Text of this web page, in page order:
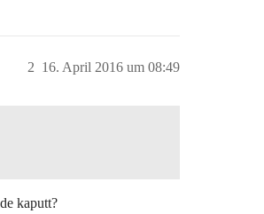
16. April 2016 um 08:49
2
kaputt?